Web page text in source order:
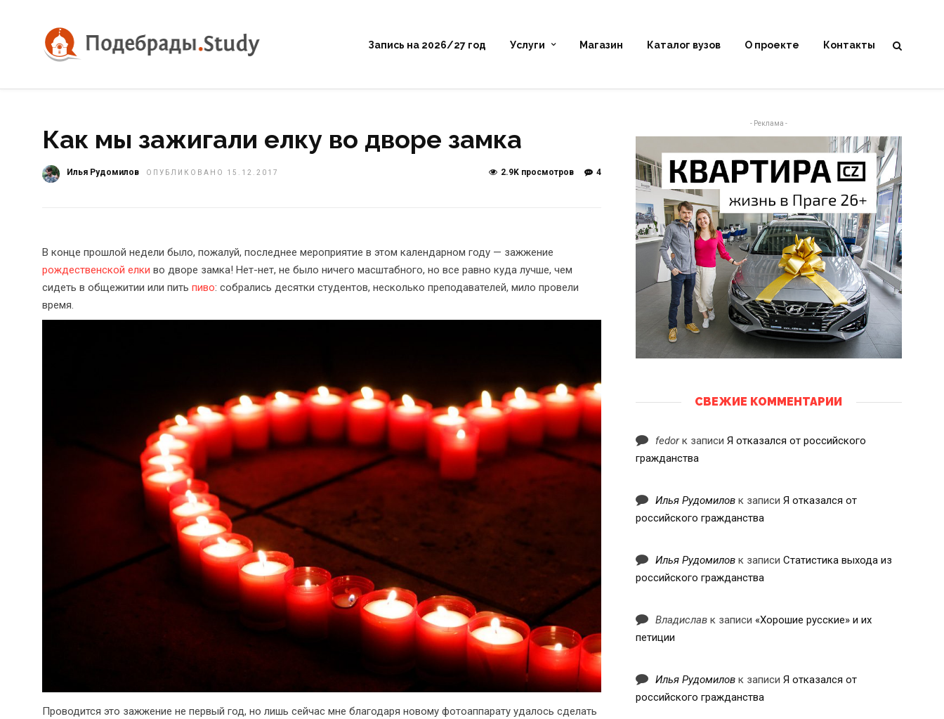
Запись на 2026/27 год Услуги Магазин Каталог вузов О проекте Контакты
Как мы зажигали елку во дворе замка
Илья Рудомилов ОПУБЛИКОВАНО 15.12.2017 4
2.9K просмотров
В конце прошлой недели было, пожалуй, последнее мероприятие в этом календарном году — зажжение
рождественской елки во дворе замка! Нет-нет, не было ничего масштабного, но все равно куда лучше, чем
сидеть в общежитии или пить пиво: собрались десятки студентов, несколько преподавателей, мило провели
время.
Проводится это зажжение не первый год, но лишь сейчас мне благодаря новому фотоаппарату удалось сделать
- Реклама -
СВЕЖИЕ КОММЕНТАРИИ
fedorк записи Я отказался от российского
гражданства
Илья Рудомиловк записи Я отказался от
российского гражданства
Илья Рудомиловк записи Статистика выхода из
российского гражданства
Владиславк записи «Хорошие русские» и их
петиции
Илья Рудомиловк записи Я отказался от
российского гражданства